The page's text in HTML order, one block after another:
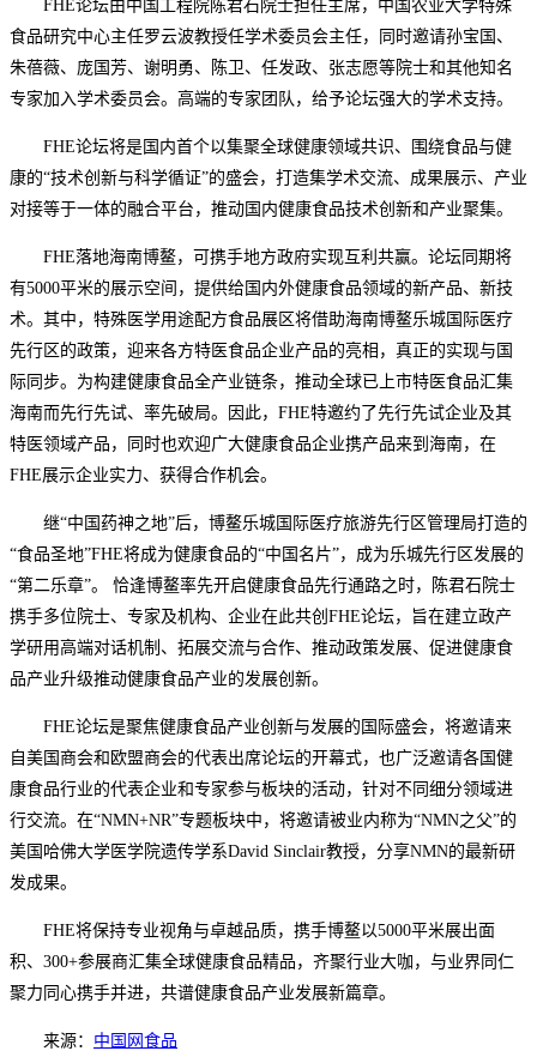
FHE论坛由中国工程院陈君石院士担任主席，中国农业大学特殊
食品研究中心主任罗云波教授任学术委员会主任，同时邀请孙宝国、
朱蓓薇、庞国芳、谢明勇、陈卫、任发政、张志愿等院士和其他知名
专家加入学术委员会。高端的专家团队，给予论坛强大的学术支持。
FHE论坛将是国内首个以集聚全球健康领域共识、围绕食品与健
康的“技术创新与科学循证”的盛会，打造集学术交流、成果展示、产业
对接等于一体的融合平台，推动国内健康食品技术创新和产业聚集。
FHE落地海南博鳌，可携手地方政府实现互利共赢。论坛同期将
有5000平米的展示空间，提供给国内外健康食品领域的新产品、新技
术。其中，特殊医学用途配方食品展区将借助海南博鳌乐城国际医疗
先行区的政策，迎来各方特医食品企业产品的亮相，真正的实现与国
际同步。为构建健康食品全产业链条，推动全球已上市特医食品汇集
海南而先行先试、率先破局。因此，FHE特邀约了先行先试企业及其
特医领域产品，同时也欢迎广大健康食品企业携产品来到海南，在
FHE展示企业实力、获得合作机会。
继“中国药神之地”后，博鳌乐城国际医疗旅游先行区管理局打造的
“食品圣地”FHE将成为健康食品的“中国名片”，成为乐城先行区发展的
“第二乐章”。 恰逢博鳌率先开启健康食品先行通路之时，陈君石院士
携手多位院士、专家及机构、企业在此共创FHE论坛，旨在建立政产
学研用高端对话机制、拓展交流与合作、推动政策发展、促进健康食
品产业升级推动健康食品产业的发展创新。
FHE论坛是聚焦健康食品产业创新与发展的国际盛会，将邀请来
自美国商会和欧盟商会的代表出席论坛的开幕式，也广泛邀请各国健
康食品行业的代表企业和专家参与板块的活动，针对不同细分领域进
行交流。在“NMN+NR”专题板块中，将邀请被业内称为“NMN之父”的
美国哈佛大学医学院遗传学系David Sinclair教授，分享NMN的最新研
发成果。
FHE将保持专业视角与卓越品质，携手博鳌以5000平米展出面
积、300+参展商汇集全球健康食品精品，齐聚行业大咖，与业界同仁
聚力同心携手并进，共谱健康食品产业发展新篇章。
来源： 中国网食品